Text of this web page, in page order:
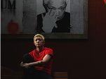
打
开)